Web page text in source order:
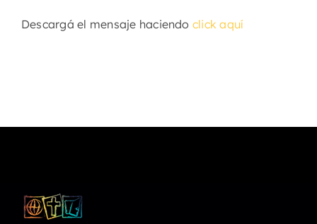
Descargá el mensaje haciendo click aquí